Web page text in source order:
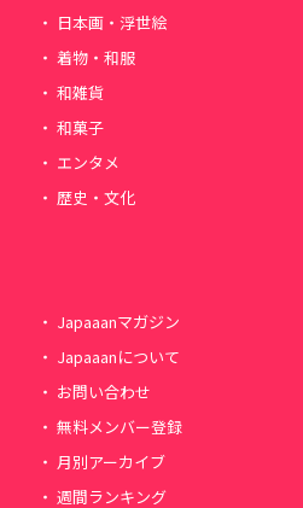
日本画・浮世絵
着物・和服
和雑貨
和菓子
エンタメ
歴史・文化
Japaaanマガジン
Japaaanについて
お問い合わせ
無料メンバー登録
月別アーカイブ
週間ランキング